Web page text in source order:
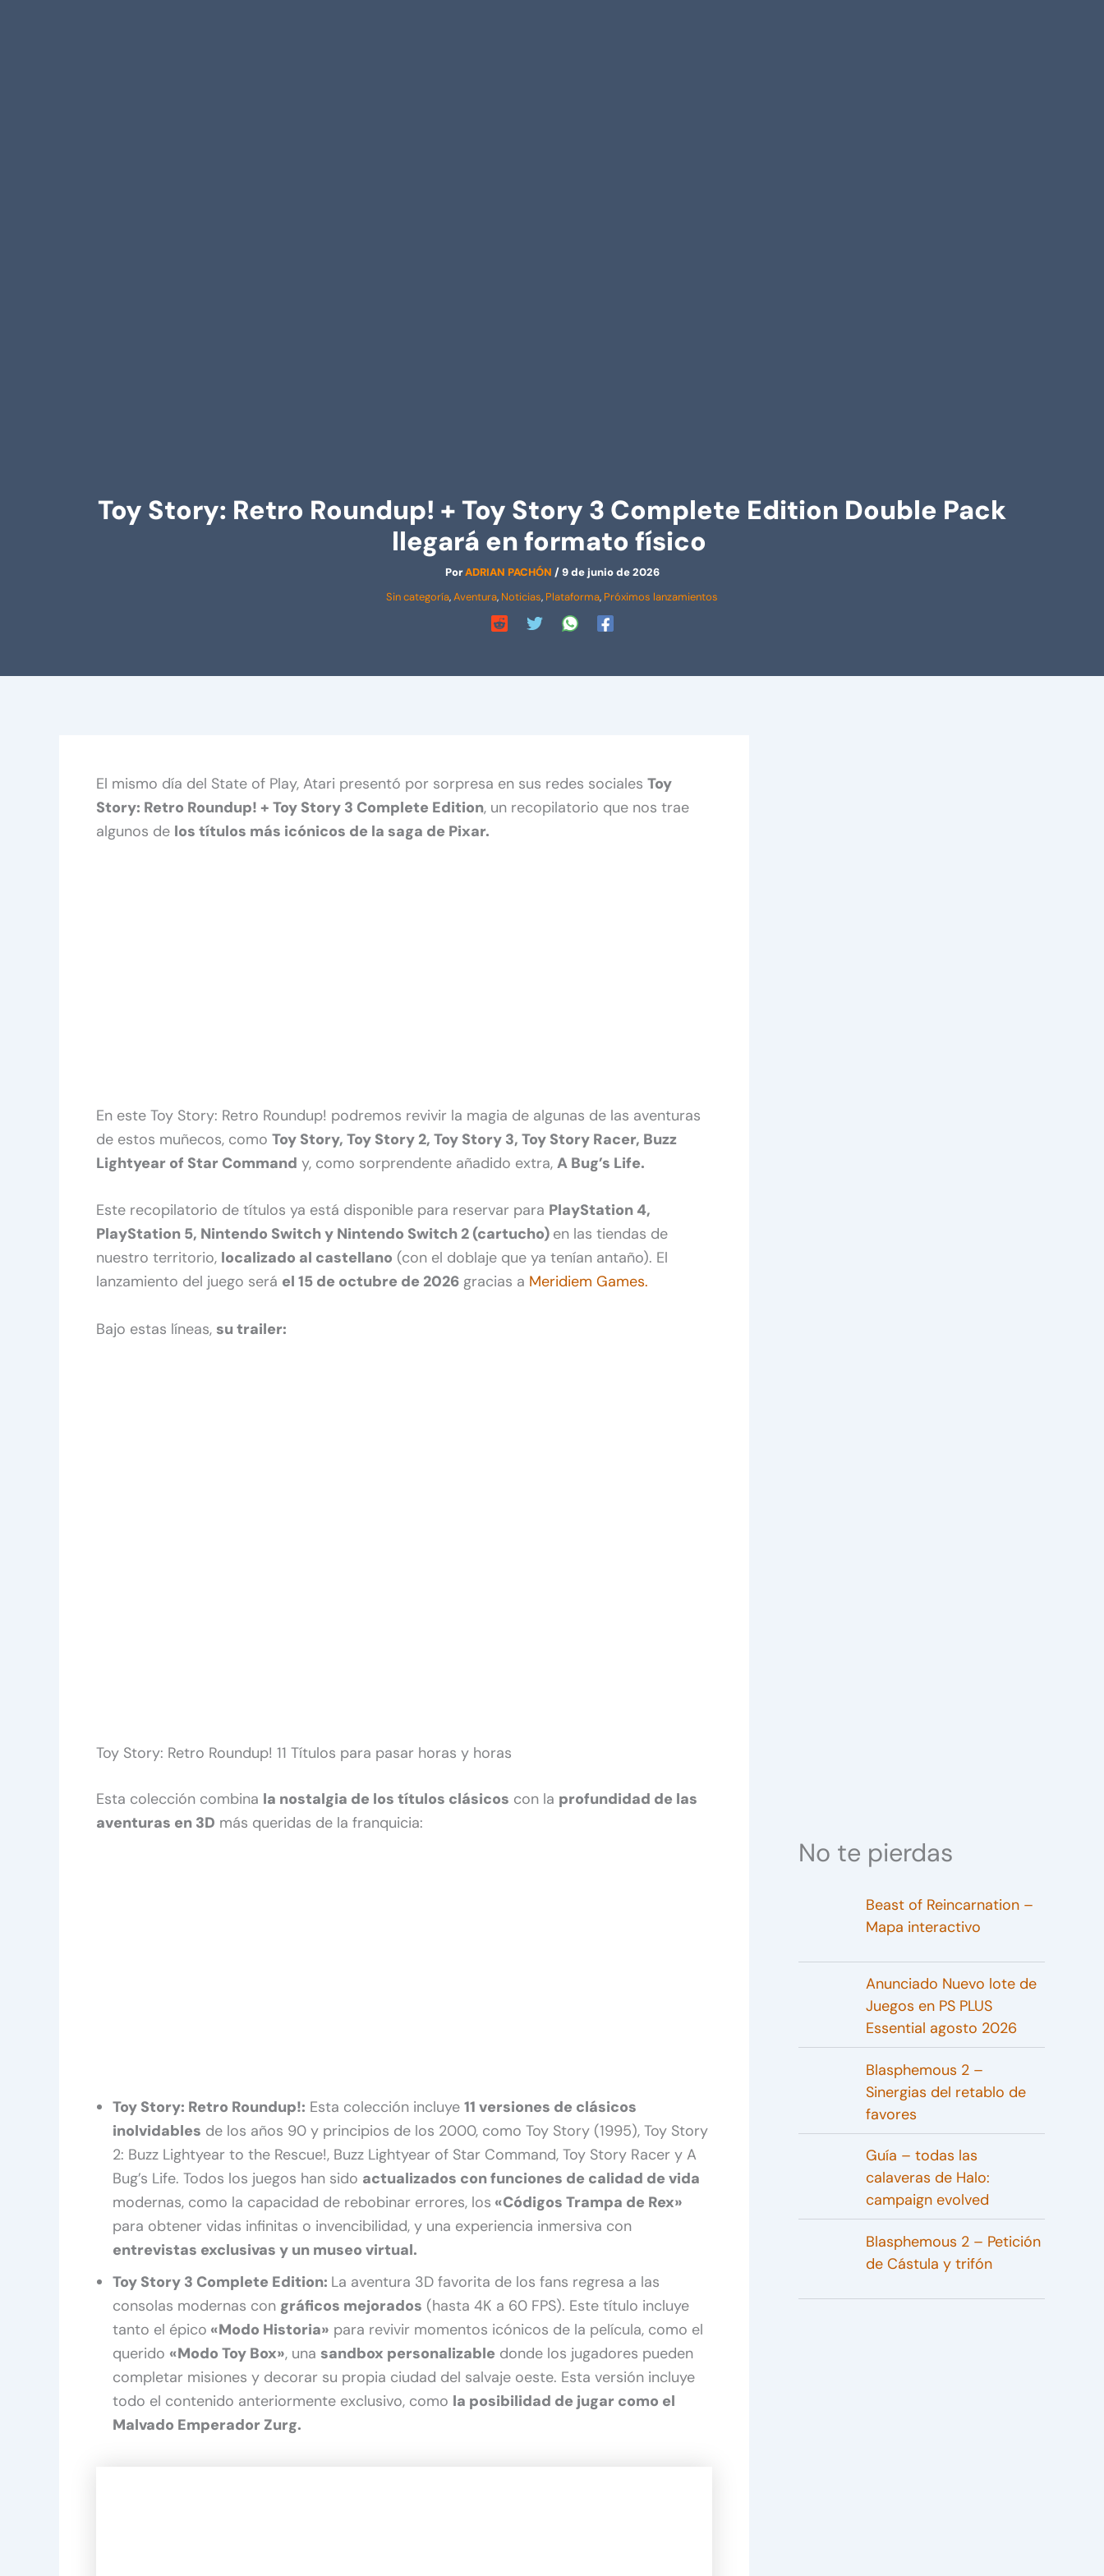
Toy Story: Retro Roundup! + Toy Story 3 Complete Edition Double Pack
llegará en formato físico
PorADRIAN PACHÓN /9 de junio de 2026
Sin categoría,Aventura, Noticias, Plataforma, Próximos lanzamientos
El mismo día del State of Play, Atari presentó por sorpresa en sus redes sociales Toy
Story: Retro Roundup! + Toy Story 3 Complete Edition, un recopilatorio que nos trae
algunos de los títulos más icónicos de la saga de Pixar.
En este Toy Story: Retro Roundup! podremos revivir la magia de algunas de las aventuras
de estos muñecos, como Toy Story, Toy Story 2, Toy Story 3, Toy Story Racer, Buzz
Lightyear of Star Command y, como sorprendente añadido extra, A Bug’s Life.
Este recopilatorio de títulos ya está disponible para reservar para PlayStation 4,
PlayStation 5, Nintendo Switch y Nintendo Switch 2 (cartucho) en las tiendas de
nuestro territorio, localizado al castellano (con el doblaje que ya tenían antaño). El
lanzamiento del juego será el 15 de octubre de 2026 gracias a Meridiem Games.
Bajo estas líneas, su trailer:
Toy Story: Retro Roundup! 11 Títulos para pasar horas y horas
Esta colección combina la nostalgia de los títulos clásicos con la profundidad de las
aventuras en 3D más queridas de la franquicia:
Toy Story: Retro Roundup!: Esta colección incluye 11 versiones de clásicos
inolvidables de los años 90 y principios de los 2000, como Toy Story (1995), Toy Story
2: Buzz Lightyear to the Rescue!, Buzz Lightyear of Star Command, Toy Story Racer y A
Bug’s Life. Todos los juegos han sido actualizados con funciones de calidad de vida
modernas, como la capacidad de rebobinar errores, los «Códigos Trampa de Rex»
para obtener vidas infinitas o invencibilidad, y una experiencia inmersiva con
entrevistas exclusivas y un museo virtual.
Toy Story 3 Complete Edition: La aventura 3D favorita de los fans regresa a las
consolas modernas con gráficos mejorados (hasta 4K a 60 FPS). Este título incluye
tanto el épico «Modo Historia» para revivir momentos icónicos de la película, como el
querido «Modo Toy Box», una sandbox personalizable donde los jugadores pueden
completar misiones y decorar su propia ciudad del salvaje oeste. Esta versión incluye
todo el contenido anteriormente exclusivo, como la posibilidad de jugar como el
Malvado Emperador Zurg.
No te pierdas
Beast of Reincarnation –
Mapa interactivo
Anunciado Nuevo lote de
Juegos en PS PLUS
Essential agosto 2026
Blasphemous 2 –
Sinergias del retablo de
favores
Guía – todas las
calaveras de Halo:
campaign evolved
Blasphemous 2 – Petición
de Cástula y trifón